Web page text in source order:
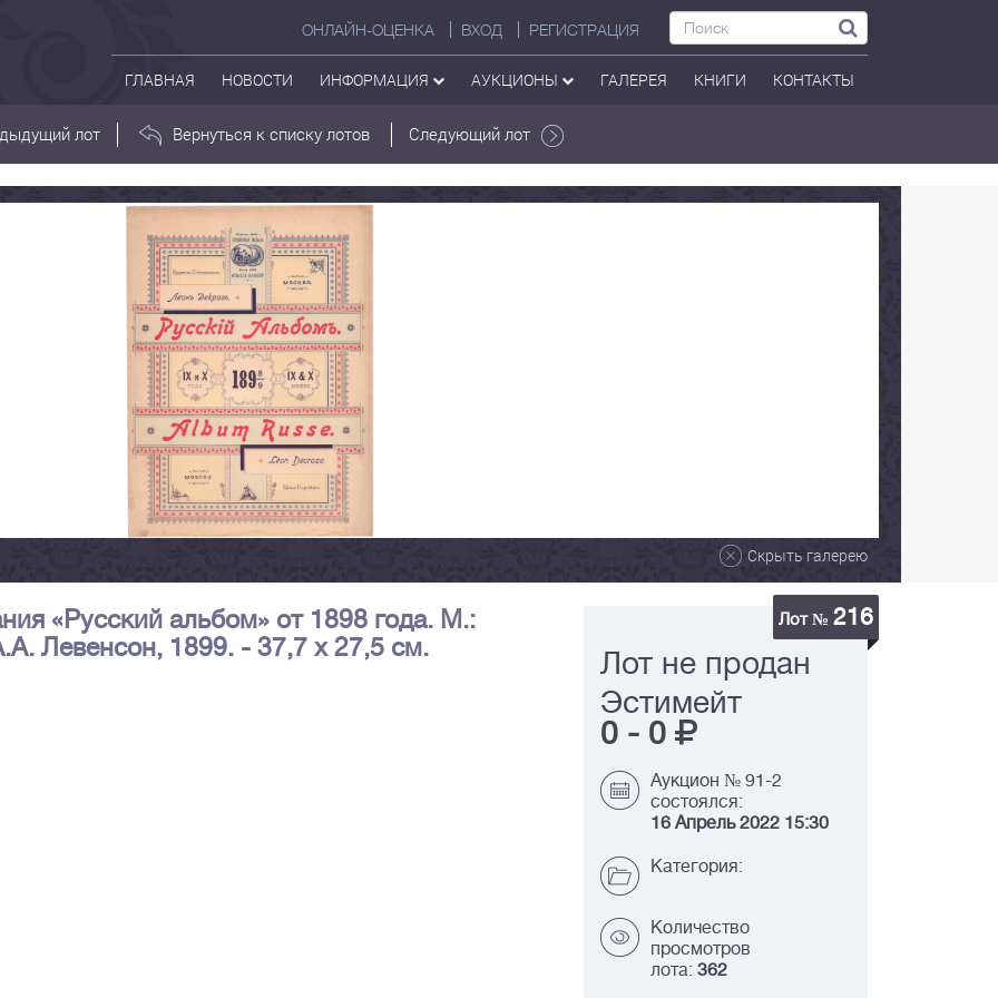
ОНЛАЙН-ОЦЕНКА ВХОД РЕГИСТРАЦИЯ
ГЛАВНАЯ НОВОСТИ ИНФОРМАЦИЯ АУКЦИОНЫ ГАЛЕРЕЯ КНИГИ КОНТАКТЫ
лот Вернуться к списку лотов Следующий лот
Скрыть галерею
«Русский альбом» от 1898 года. М.:
Левенсон, 1899. - 37,7 х 27,5 см.
Лот № 216
Лот не продан
Эстимейт
0 - 0
Аукцион № 91-2
состоялся:
16 Апрель 2022 15:30
Категория:
Количество
просмотров
лота: 362